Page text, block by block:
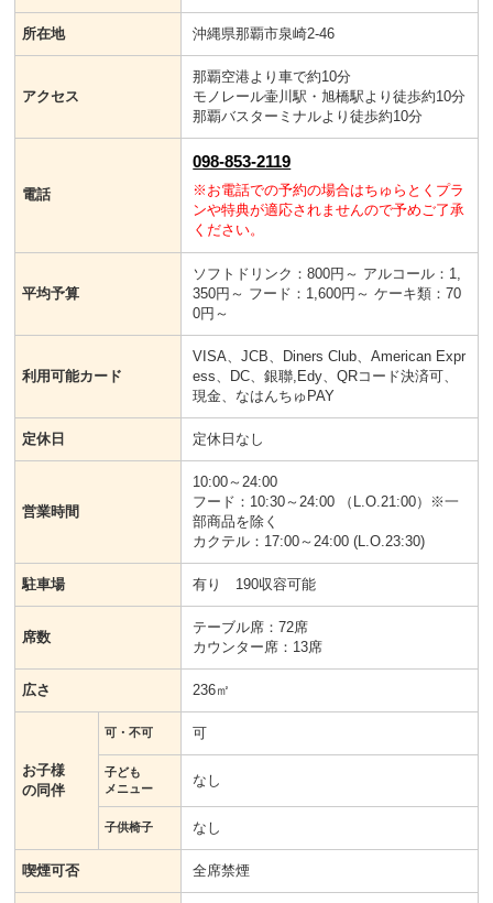
所在地 沖縄県那覇市泉崎2-46
アクセス
那覇空港より車で約10分
モノレール壷川駅・旭橋駅より徒歩約10分
那覇バスターミナルより徒歩約10分
電話
098-853-2119
※お電話での予約の場合はちゅらとくプラ
ンや特典が適応されませんので予めご了承
ください。
平均予算
ソフトドリンク：800円～ アルコール：1,
350円～ フード：1,600円～ ケーキ類：70
0円～
利用可能カード
VISA、JCB、Diners Club、American Expr
ess、DC、銀聯,Edy、QRコード決済可、
現金、なはんちゅPAY
定休日 定休日なし
営業時間
10:00～24:00
フード：10:30～24:00 （L.O.21:00）※一
部商品を除く
カクテル：17:00～24:00 (L.O.23:30)
駐車場 有り 190収容可能
席数
テーブル席：72席
カウンター席：13席
広さ 236㎡
お子様
の同伴
可・不可 可
子ども
メニュー
なし
子供椅子 なし
喫煙可否 全席禁煙